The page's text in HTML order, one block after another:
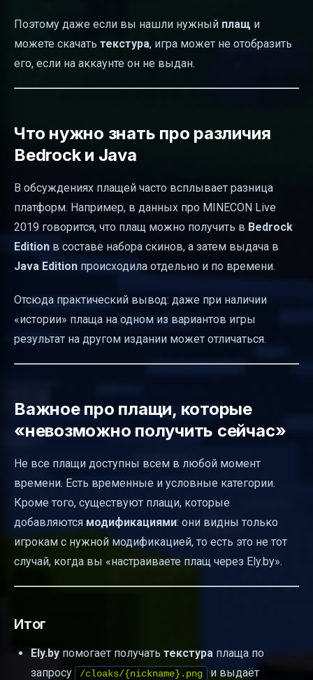
Поэтому даже если вы нашли нужный плащ и
можете скачать текстура, игра может не отобразить
его, если на аккаунте он не выдан.
Что нужно знать про различия
Bedrock и Java
В обсуждениях плащей часто всплывает разница
платформ. Например, в данных про MINECON Live
2019 говорится, что плащ можно получить в Bedrock
Edition в составе набора скинов, а затем выдача в
Java Edition происходила отдельно и по времени.
Отсюда практический вывод: даже при наличии
«истории» плаща на одном из вариантов игры
результат на другом издании может отличаться.
Важное про плащи, которые
«невозможно получить сейчас»
Не все плащи доступны всем в любой момент
времени. Есть временные и условные категории.
Кроме того, существуют плащи, которые
добавляются модификациями: они видны только
игрокам с нужной модификацией, то есть это не тот
случай, когда вы «настраиваете плащ через Ely.by».
Итог
Ely.by помогает получать текстура плаща по
запросу
/cloaks/{nickname}.png и выдаёт